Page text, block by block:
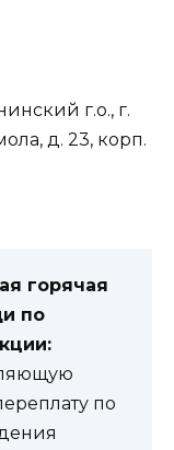
г.о., г.
д. 23, корп.
горячая
по
по